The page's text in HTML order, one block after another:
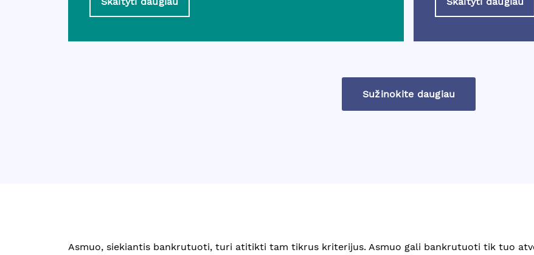
Sužinokite daugiau
Asmuo, siekiantis bankrutuoti, turi atitikti tam tikrus kriterijus. Asmuo gali bankrutuoti tik tuo